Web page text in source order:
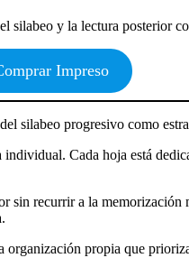
silabeo y la lectura posterior
Impreso
silabeo progresivo como
Cada hoja está
sin recurrir a la
propia que